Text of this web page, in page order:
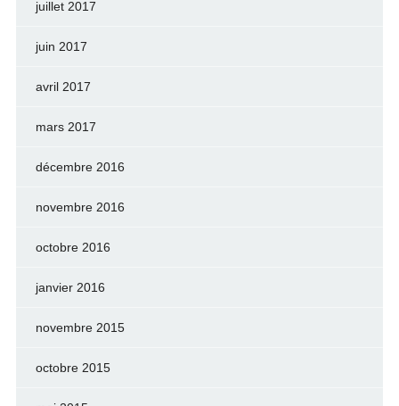
juillet 2017
juin 2017
avril 2017
mars 2017
décembre 2016
novembre 2016
octobre 2016
janvier 2016
novembre 2015
octobre 2015